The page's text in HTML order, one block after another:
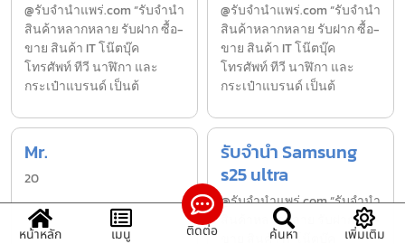
@รับจำนำแพร่.com “รับจำนำ
สินค้าหลากหลาย รับฝาก ซื้อ-
ขาย สินค้า IT โน๊ตบุ๊ค
โทรศัพท์ ทีวี นาฬิกา และ
กระเป๋าแบรนด์ เป็นต้
@รับจำนำแพร่.com “รับจำนำ
สินค้าหลากหลาย รับฝาก ซื้อ-
ขาย สินค้า IT โน๊ตบุ๊ค
โทรศัพท์ ทีวี นาฬิกา และ
กระเป๋าแบรนด์ เป็นต้
Mr.
20
รับจำนำ Samsung
s25 ultra
@รับจำนำแพร่.com “รับจำนำ
สินค้าหลากหลาย รับฝาก ซื้อ-
ขาย สินค้า IT โน๊ตบุ๊ค
หน้าหลัก เมนู ติดต่อ ค้นหา เพิ่มเติม